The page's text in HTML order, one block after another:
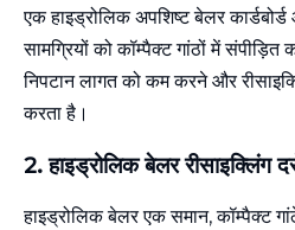
एक हाइड्रोलिक अपशिष्ट बेलर
सामग्रियों को कॉम्पैक्ट गांठों में
निपटान लागत को कम करने और
करता है।
2. हाइड्रोलिक बेलर रीसाइक्लिंग
हाइड्रोलिक बेलर एक समान, कॉम्पैक्ट